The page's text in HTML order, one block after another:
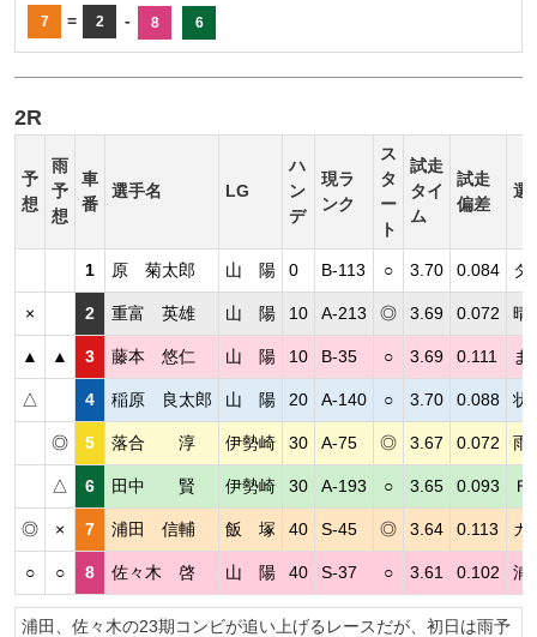
7 = 2 - 8 6
2R
予
想
雨
予
想
車
番
選手名 LG
ハ
ン
デ
現ラ
ンク
ス
タ
ー
ト
試走
タイ
ム
試走
偏差
選
1 原 菊太郎 山 陽 0 B-113 ○ 3.70 0.084 タ
× 2 重富 英雄 山 陽 10 A-213 ◎ 3.69 0.072 晴
▲ ▲ 3 藤本 悠仁 山 陽 10 B-35 ○ 3.69 0.111 ま
△ 4 稲原 良太郎 山 陽 20 A-140 ○ 3.70 0.088 状
◎ 5 落合 淳 伊勢崎 30 A-75 ◎ 3.67 0.072 雨
△ 6 田中 賢 伊勢崎 30 A-193 ○ 3.65 0.093
◎ × 7 浦田 信輔 飯 塚 40 S-45 ◎ 3.64 0.113 ガ
○ ○ 8 佐々木 啓 山 陽 40 S-37 ○ 3.61 0.102 浦
浦田、佐々木の23期コンビが追い上げるレースだが、初日は雨予